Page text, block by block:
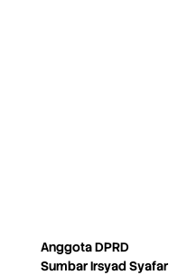
Anggota DPRD
Sumbar Irsyad Syafar